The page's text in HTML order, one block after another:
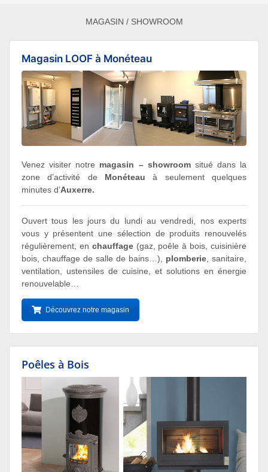
MAGASIN / SHOWROOM
Magasin LOOF à Monéteau
Venez visiter notre magasin – showroomsitué dans la
zone d’activité de
Monéteauà seulement quelques
minutes d’Auxerre.
Ouvert tous les jours du lundi au vendredi, nos experts
vous y présentent une sélection de produits renouvelés
régulièrement, en chauffage(gaz, poêle à bois, cuisinière
bois, chauffage de salle de bains…), plomberie , sanitaire,
ventilation, ustensiles de cuisine, et solutions en énergie
renouvelable…
Découvrez notre magasin
Poêles à Bois